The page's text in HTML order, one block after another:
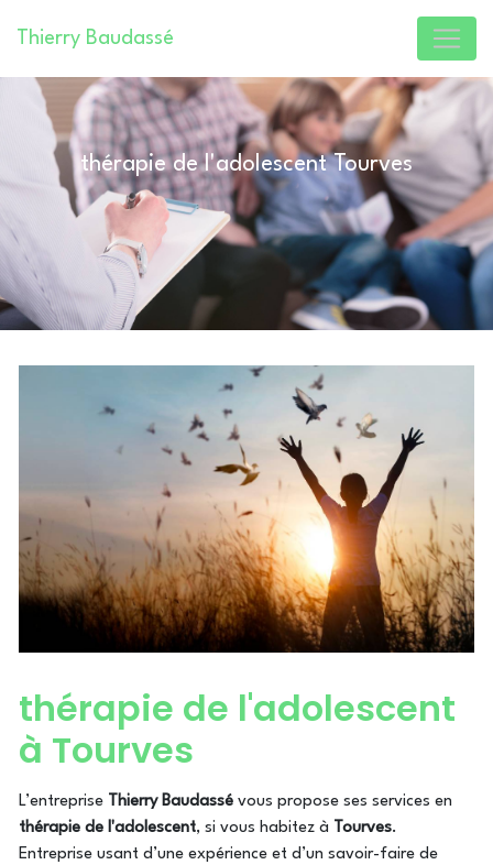
Thierry Baudassé
thérapie de l'adolescent Tourves
thérapie de l'adolescent
à Tourves
L’entreprise Thierry Baudassé vous propose ses services en
thérapie de l'adolescent, si vous habitez à Tourves.
Entreprise usant d’une expérience et d’un savoir-faire de